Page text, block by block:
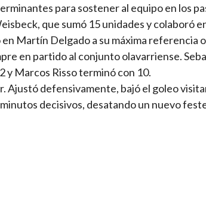
para sostener al equipo en los
que sumó 15 unidades y colaboró
Martín Delgado a su máxima referencia
en partido al conjunto olavarriense.
y Marcos Risso terminó con 10.
Ajustó defensivamente, bajó el goleo
decisivos, desatando un nuevo